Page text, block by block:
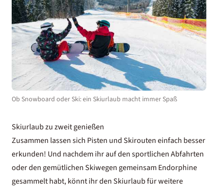
Ob Snowboard oder Ski: ein Skiurlaub macht immer Spaß
Skiurlaub zu zweit genießen
Zusammen lassen sich Pisten und Skirouten einfach besser
erkunden! Und nachdem ihr auf den sportlichen Abfahrten
oder den gemütlichen Skiwegen gemeinsam Endorphine
gesammelt habt, könnt ihr den Skiurlaub für weitere